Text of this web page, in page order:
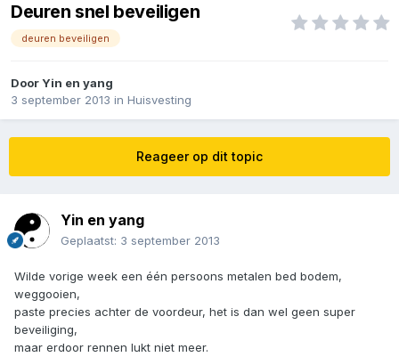
Deuren snel beveiligen
deuren beveiligen
DoorYin en yang
3 september 2013 in Huisvesting
Reageer op dit topic
Yin en yang
Geplaatst: 3 september 2013
Wilde vorige week een één persoons metalen bed bodem,
weggooien,
paste precies achter de voordeur, het is dan wel geen super
beveiliging,
maar erdoor rennen lukt niet meer.